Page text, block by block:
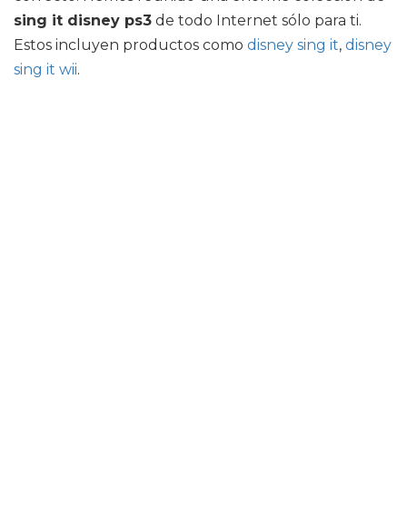
sing it disney ps3 de todo Internet sólo para ti.
Estos incluyen productos como disney sing it, disney
sing it wii.